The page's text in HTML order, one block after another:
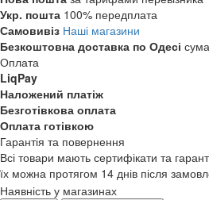
Укр. пошта 100% передплата
Самовивіз Наші магазини
Безкоштовна доставка по Одесі
Оплата
LiqPay
Наложений платіж
Безготівкова оплата
Оплата готівкою
Гарантія та повернення
Всі товари мають сертифікати та
їх можна протягом 14 днів після
Наявність у магазинах